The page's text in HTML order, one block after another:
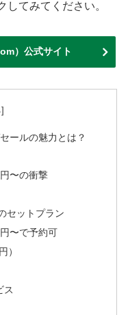
てみてください。
）公式サイト
ールの魅力とは？
〜の衝撃
セットプラン
〜で予約可
）
ス